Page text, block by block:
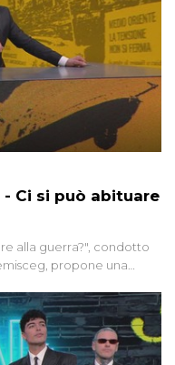
Ci si può abituare
alla guerra?", condotto
propone una
una realtà pervasiva.
in conflitti armati, il
un fenomeno